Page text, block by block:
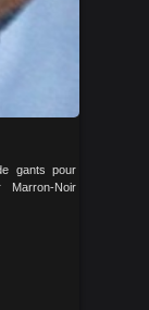
gants pour
Noir